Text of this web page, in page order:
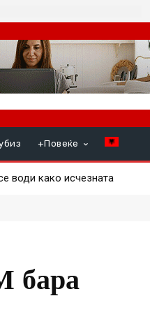
+Повеќе
води како исчезната
бара